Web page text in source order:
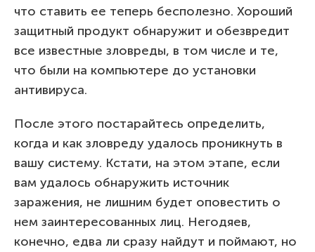
что ставить ее теперь бесполезно. Хороший
защитный продукт обнаружит и обезвредит
все известные зловреды, в том числе и те,
что были на компьютере до установки
антивируса.
После этого постарайтесь определить,
когда и как зловреду удалось проникнуть в
вашу систему. Кстати, на этом этапе, если
вам удалось обнаружить источник
заражения, не лишним будет оповестить о
нем заинтересованных лиц. Негодяев,
конечно, едва ли сразу найдут и поймают, но